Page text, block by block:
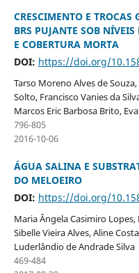
CRESCIMENTO E TROCAS
BRS PUJANTE SOB
E COBERTURA MORTA
DOI: https://doi.org/
Tarso Moreno Alves de
Solto, Francisco Vanies da
Marcos Eric Barbosa Brito,
796-805
2016-10-06
ÁGUA SALINA E
DO MELOEIRO
DOI: https://doi.org/
Maria Ângela Casimiro
Sibelle Vieira Alves, Aline
Luderlândio de Andrade Silva
469-484